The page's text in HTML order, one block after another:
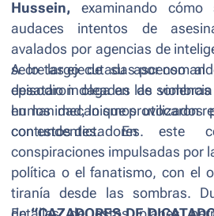
Hussein, examinando
audaces intentos de
avalados por agencias de
secretas ejecutadas por
episodio indaga en las
en los mecanismos utilizados
con estos dictadores.
A lo largo de su ascenso al
desataron oleadas de
humanidad, lo que provocaron
contundentes. En este
conspiraciones impulsadas por
política o el fanatismo, con el
tiranía desde las sombras.